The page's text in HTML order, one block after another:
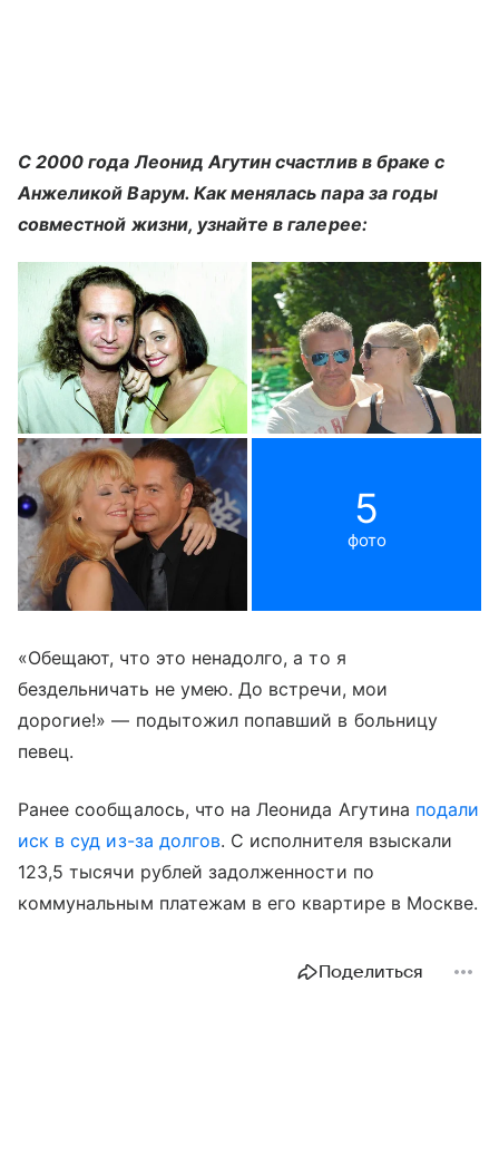
С 2000 года Леонид Агутин счастлив в браке с
Анжеликой Варум. Как менялась пара за годы
совместной жизни, узнайте в галерее:
5
фото
«Обещают, что это ненадолго, а то я
бездельничать не умею. До встречи, мои
дорогие!» — подытожил попавший в больницу
певец.
Ранее сообщалось, что на Леонида Агутина подали
иск в суд из-за долгов. С исполнителя взыскали
123,5 тысячи рублей задолженности по
коммунальным платежам в его квартире в Москве.
Поделиться